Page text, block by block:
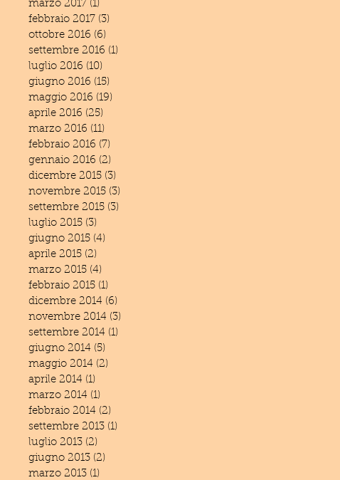
marzo 2017 (1)
febbraio 2017 (3)
ottobre 2016 (6)
settembre 2016 (1)
luglio 2016 (10)
giugno 2016 (15)
maggio 2016 (19)
aprile 2016 (25)
marzo 2016 (11)
febbraio 2016 (7)
gennaio 2016 (2)
dicembre 2015 (3)
novembre 2015 (3)
settembre 2015 (3)
luglio 2015 (3)
giugno 2015 (4)
aprile 2015 (2)
marzo 2015 (4)
febbraio 2015 (1)
dicembre 2014 (6)
novembre 2014 (3)
settembre 2014 (1)
giugno 2014 (5)
maggio 2014 (2)
aprile 2014 (1)
marzo 2014 (1)
febbraio 2014 (2)
settembre 2013 (1)
luglio 2013 (2)
giugno 2013 (2)
marzo 2013 (1)